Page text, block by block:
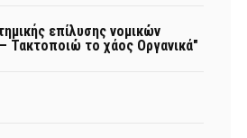
επίλυσης νομικών
Τακτοποιώ το χάος Οργανικά"